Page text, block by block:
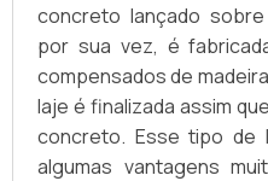
concreto lançado
por sua vez, é
compensados de
laje é finalizada assim
concreto. Esse tipo de
algumas vantagens